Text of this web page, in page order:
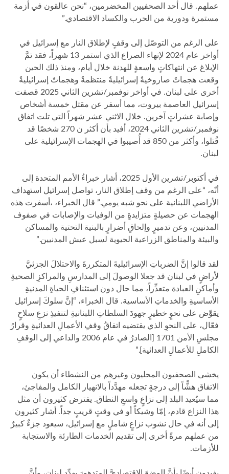
عملهم. قال أحد الصحفيين المخضرمين، “نحن عالقون في أزمة
مستمرة ودورية من الحرب والكساد الاقتصادي.”
على الرغم من التوصّل إلى وقفٍ لإطلاق النار مع إسرائيل في
أواخر عام 2024 لإنهاء الصراع الذي استمر 13 شهراً، فقد تمَّ
الإبلاغ عن انتهاكاتٍ واسعةٍ للهدنة خلال أيام، ومنذ ذلك الحين
وقعت هجماتٌ صاروخيةٌ إسرائيليةٌ منتظمةٌ وهجماتٌ إسرائيليةٌ
أخرى على لبنان. في أواخر نوفمبر/تشرين الثاني 2025 قصفت
إسرائيل العاصمة بيروت، مما أسفر عن مقتل خمسة أشخاص
وإصابة عشراتٍ آخرين. خلال الاثني عشر شهراً التي تلت اتفاق
نوفمبر/تشرين الثاني 2024، أفيد بأن أكثر ن 270 شخصًا قد
قُتلوا، وأكثر من 850 قد أُصيبوا في الهجمات الإسرائيلية على
لبنان.
في أكتوبر/تشرين الأول 2025، أشار خبراءُ الأمم المتحدة إلى
أنّه، “على الرغم من وقف إطلاق النار، تواصل إسرائيل استهداف
الأراضي اللبنانية على نحو شبه يومي.” قال الخبراء، ،أسفرت هذه
الهجمات عن حصيلةٍ متزايدةٍ من الوفيات والإصابات في صفوف
المدنيين، وعن تدميرٍ وإلحاقِ أضرارٍ بالبنية التحتية والمساكن
والبيئة والمناطق الزراعية الحيوية لسبل عيش المدنيين.”
لقد قالوا إنَّ الضرباتِ الإسرائيليةَ المتكررةَ والاحتلالَ الجزئيَّ
لأراضٍ في لبنان قد جعلا الوصولَ إلى المدارسِ والمراكزِ الصحيةِ
وأماكنِ العبادة متعذِّراً، مما حال دون استئنافِ الحياةِ المدنيةِ
الأساسيةِ والخدماتِ الأساسية. قال الخبراء، “إنَّ سلوكَ إسرائيل
يقوِّض على نحوٍ خطيرٍ جهودَ السلطاتِ اللبنانيةِ لتنفيذِ نزعِ سلاحٍ
فعّال، على النحوِ الذي يقتضيه اتفاقُ وقفِ الأعمالِ العدائيةِ وقرارُ
مجلسِ الأمن 1701 [الصادرُ في عام 2006 والداعي إلى الوقفِ
الكاملِ للأعمالِ العدائية].”
يخشى الصحفيون المحليون وغيرهم من النشطاء أن يكون
الاتفاق هشًّاً إلى درجةٍ تجعله مهدَّداً بالانهيار الكامل والمفاجئ،
مما سيُعيد البلد إلى نزاعٍ واسعِ النطاق. يفترض كثيرون أن مثل
هذا النزاع قادم، إمّا وشيكاً أو في وقتٍ قريبٍ جداً. أشار كثيرون
إلى أنه في حال نشوب نزاعٍ شاملٍ مع إسرائيل، سيعود جزءٌ كبيرٌ
من عملهم مرةً أخرى إلى تقديم الخدمات الطارئة والاستجابة
للأزمات.